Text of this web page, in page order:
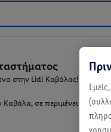
στην Lidl Καβάλας!
σε περιμένει το Lidl
Εμείς,